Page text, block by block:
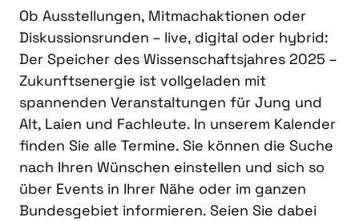
Ob Ausstellungen, Mitmachaktionen oder
Diskussionsrunden – live, digital oder hybrid:
Der Speicher des Wissenschaftsjahres 2025 –
Zukunftsenergie ist vollgeladen mit
spannenden Veranstaltungen für Jung und
Alt, Laien und Fachleute. In unserem Kalender
finden Sie alle Termine. Sie können die Suche
nach Ihren Wünschen einstellen und sich so
über Events in Ihrer Nähe oder im ganzen
Bundesgebiet informieren. Seien Sie dabei